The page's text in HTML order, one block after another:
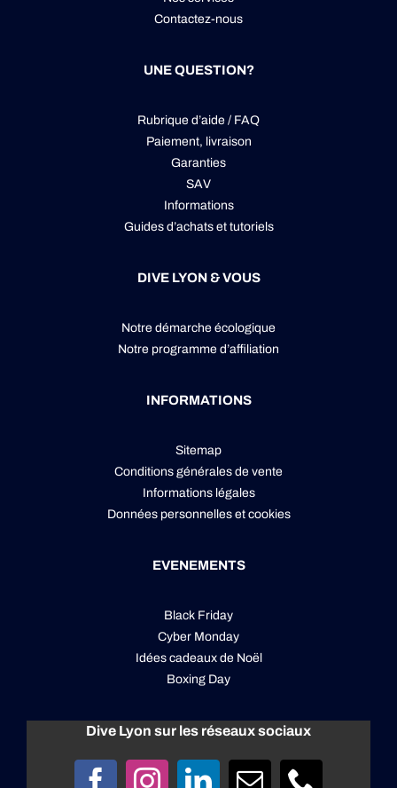
Contactez-nous
UNE QUESTION?
Rubrique d’aide / FAQ
Paiement, livraison
Garanties
SAV
Informations
Guides d’achats et tutoriels
DIVE LYON & VOUS
Notre démarche écologique
Notre programme d’affiliation
INFORMATIONS
Sitemap
Conditions générales de vente
Informations légales
Données personnelleset cookies
EVENEMENTS
Black Friday
Cyber Monday
Idées cadeaux de Noël
Boxing Day
Dive Lyon sur les réseaux sociaux